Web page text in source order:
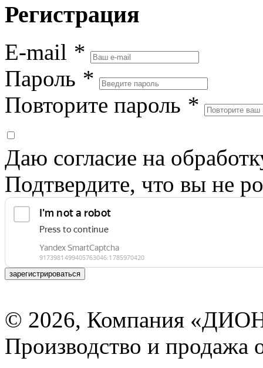
Регистрация
E-mail *
Пароль *
Повторите пароль *
Даю согласие на
Подтвердите, что вы не
зарегистрироваться
© 2026, Компания
Производство и продажа